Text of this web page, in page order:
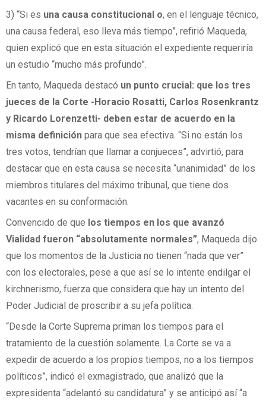
3) “Si es una causa constitucional o, en el lenguaje técnico,
una causa federal, eso lleva más tiempo”, refirió Maqueda,
quien explicó que en esta situación el expediente requeriría
un estudio “mucho más profundo”.
En tanto, Maqueda destacó un punto crucial: que los tres
jueces de la Corte -Horacio Rosatti, Carlos Rosenkrantz
y Ricardo Lorenzetti- deben estar de acuerdo en la
misma definición para que sea efectiva. “Si no están los
tres votos, tendrían que llamar a conjueces”, advirtió, para
destacar que en esta causa se necesita “unanimidad” de los
miembros titulares del máximo tribunal, que tiene dos
vacantes en su conformación.
Convencido de que los tiempos en los que avanzó
Vialidad fueron “absolutamente normales”, Maqueda dijo
que los momentos de la Justicia no tienen “nada que ver”
con los electorales, pese a que así se lo intente endilgar el
kirchnerismo, fuerza que considera que hay un intento del
Poder Judicial de proscribir a su jefa política.
“Desde la Corte Suprema priman los tiempos para el
tratamiento de la cuestión solamente. La Corte se va a
expedir de acuerdo a los propios tiempos, no a los tiempos
políticos”, indicó el exmagistrado, que analizó que la
expresidenta “adelantó su candidatura” y se anticipó así “a